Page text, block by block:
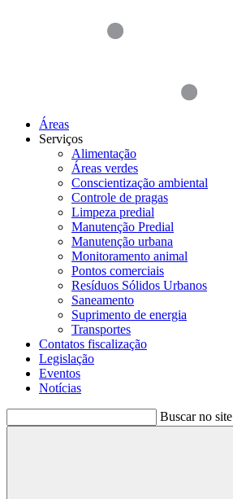
Áreas
Serviços
Alimentação
Áreas verdes
Conscientização ambiental
Controle de pragas
Limpeza predial
Manutenção Predial
Manutenção urbana
Monitoramento animal
Pontos comerciais
Resíduos Sólidos Urbanos
Saneamento
Suprimento de energia
Transportes
Contatos fiscalização
Legislação
Eventos
Notícias
Buscar no site